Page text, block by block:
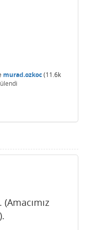
murad.ozkoc(11.6k